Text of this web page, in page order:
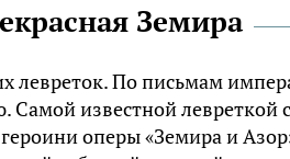
Земира
левреток. По письмам
Самой известной левреткой
героини оперы «Земира и